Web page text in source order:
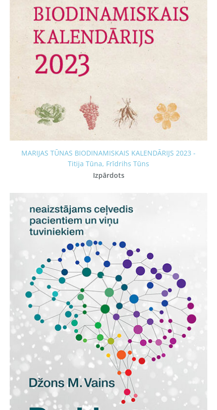
MARIJAS TŪNAS BIODINAMISKAIS KALENDĀRIJS 2023 -
Titija Tūna, Frīdrihs Tūns
Izpārdots